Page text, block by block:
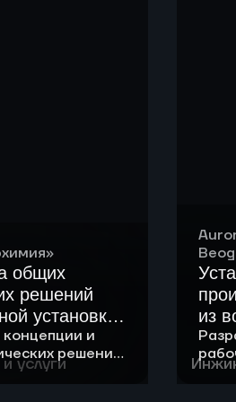
услуги
общих
решений
установки
хладона и
решений
пилотной
из